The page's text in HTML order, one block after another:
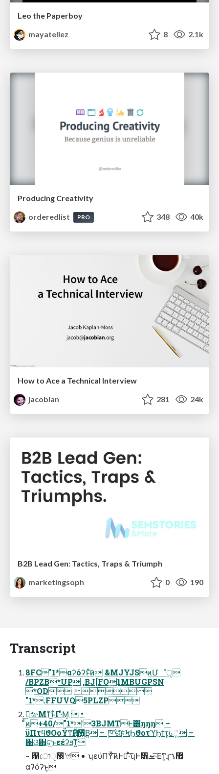
Leo the Paperboy
mayatellez
8 2.1k
Producing Creativity
orderedlist
PRO 348 40k
How to Ace a Technical Interview
jacobian
281 24k
B2B Lead Gen: Tactics, Traps & Triumph
marketingsoph
0 190
Transcript
8FC"1*αʔόʔͱͯ͠ͷ &MJYJSͷՄೳੑ
/BPZB*UP ,BJ[FO1MBUGPSN
*OD 
"1*.FFUVQ5PLZP
ࡢࠓ͜Μͳ͜ͱ͋Γ·ͤΜ͔  •
ͨͩͷ+40/"1*ʹ3BJMTͰ͸ŋŋŋ –
ϋΠτϥϑΟοΫͳҊ݅Ͱ࢖͍ͮΒ͍ – ཁ݅ʹରͯ͠ϝϞϦϑοτϓϦϯτ͕େ͖͗͢ –
઀ଓ਺͕ଟ͍ͱεέʔϧ͠ͳ͍
– ଱ো֐ੑʹෆ҆ • ʮεύΠΫͨ͠ͷͰམͪ·ͨ͠ʯͰ͸ࡁ·͞Εͳ͍ɻ޿ࠂ
αʔόʔͱ͔